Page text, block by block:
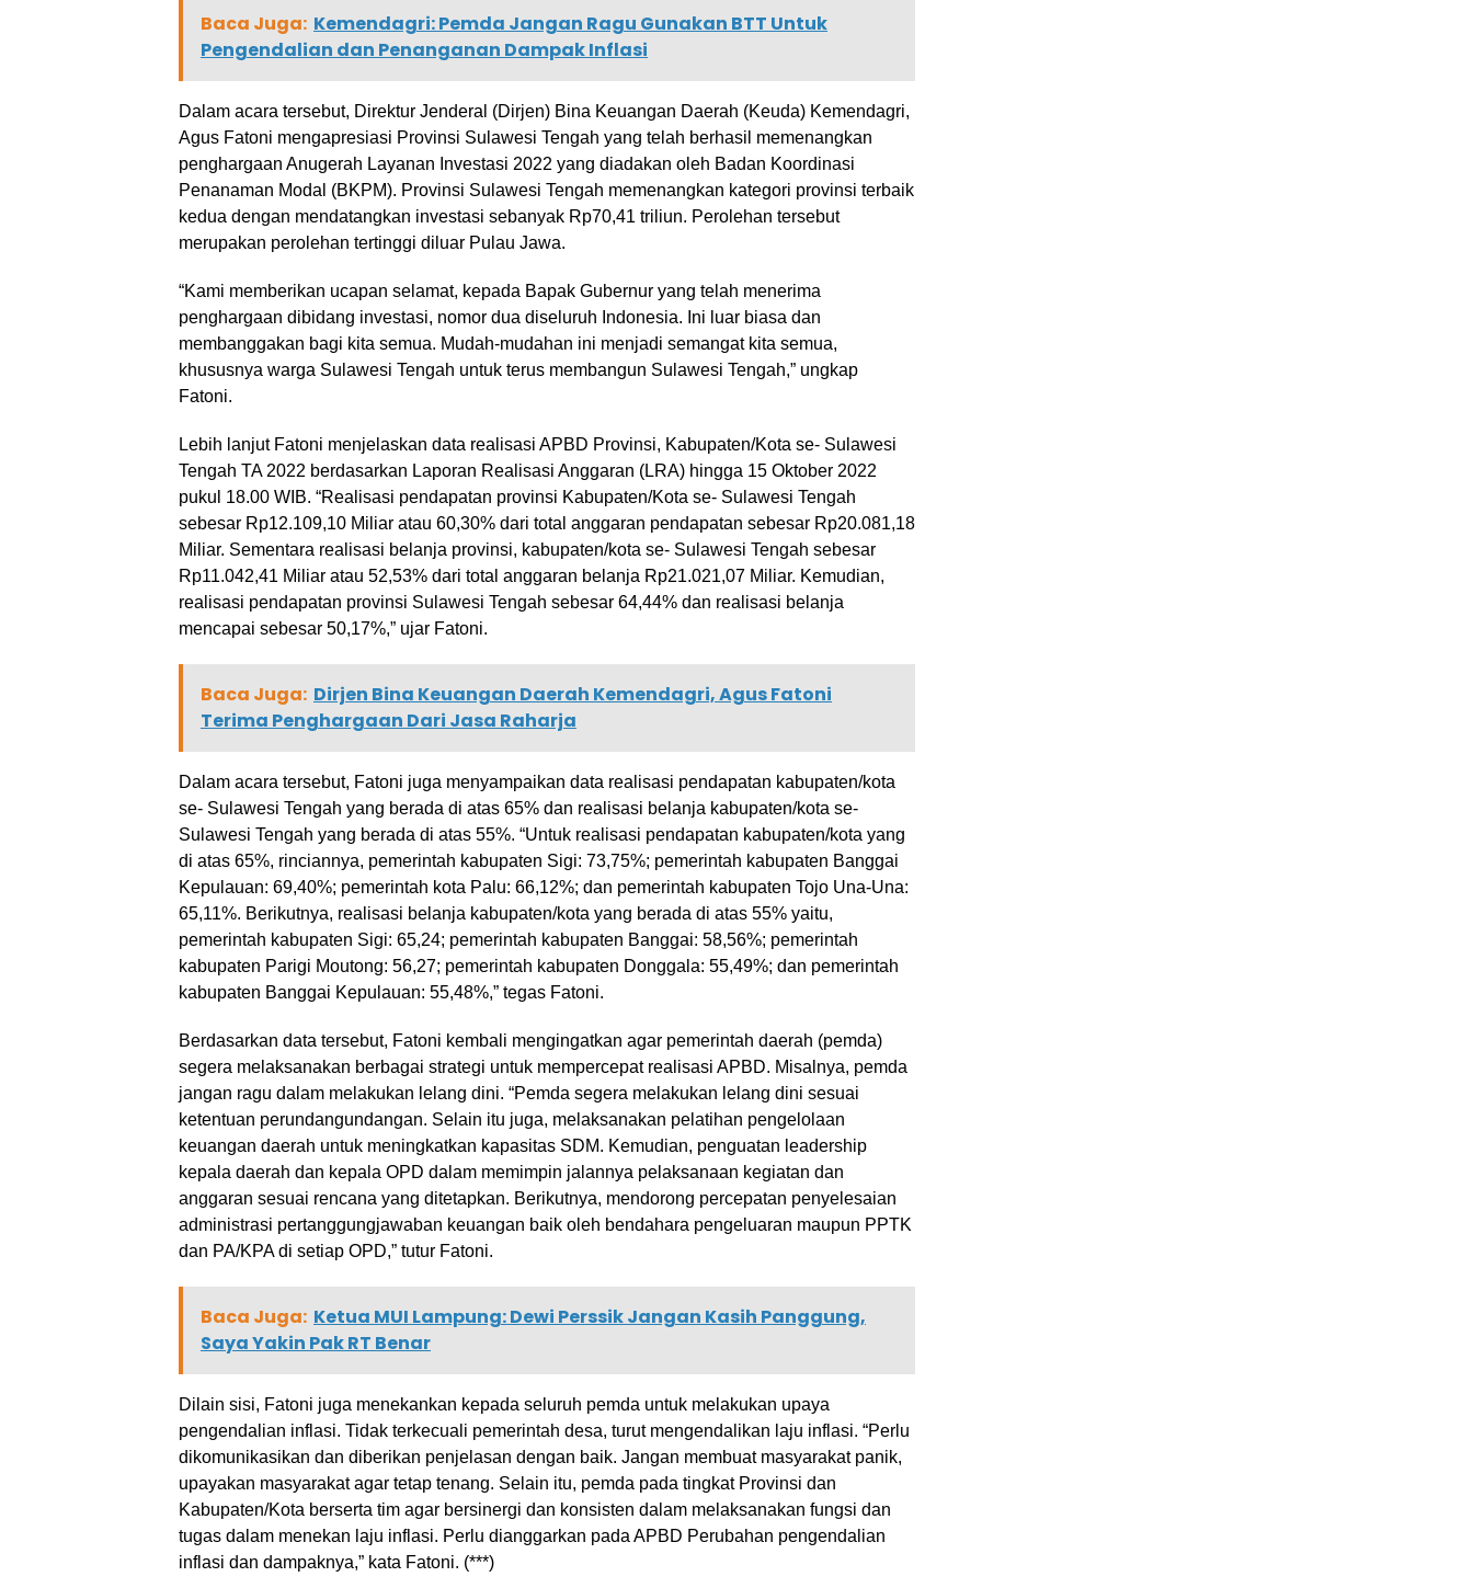
Baca Juga: Kemendagri: Pemda Jangan Ragu Gunakan BTT Untuk
Pengendalian dan Penanganan Dampak Inflasi
Dalam acara tersebut, Direktur Jenderal (Dirjen) Bina Keuangan Daerah (Keuda) Kemendagri,
Agus Fatoni mengapresiasi Provinsi Sulawesi Tengah yang telah berhasil memenangkan
penghargaan Anugerah Layanan Investasi 2022 yang diadakan oleh Badan Koordinasi
Penanaman Modal (BKPM). Provinsi Sulawesi Tengah memenangkan kategori provinsi terbaik
kedua dengan mendatangkan investasi sebanyak Rp70,41 triliun. Perolehan tersebut
merupakan perolehan tertinggi diluar Pulau Jawa.
“Kami memberikan ucapan selamat, kepada Bapak Gubernur yang telah menerima
penghargaan dibidang investasi, nomor dua diseluruh Indonesia. Ini luar biasa dan
membanggakan bagi kita semua. Mudah-mudahan ini menjadi semangat kita semua,
khususnya warga Sulawesi Tengah untuk terus membangun Sulawesi Tengah,” ungkap
Fatoni.
Lebih lanjut Fatoni menjelaskan data realisasi APBD Provinsi, Kabupaten/Kota se- Sulawesi
Tengah TA 2022 berdasarkan Laporan Realisasi Anggaran (LRA) hingga 15 Oktober 2022
pukul 18.00 WIB. “Realisasi pendapatan provinsi Kabupaten/Kota se- Sulawesi Tengah
sebesar Rp12.109,10 Miliar atau 60,30% dari total anggaran pendapatan sebesar Rp20.081,18
Miliar. Sementara realisasi belanja provinsi, kabupaten/kota se- Sulawesi Tengah sebesar
Rp11.042,41 Miliar atau 52,53% dari total anggaran belanja Rp21.021,07 Miliar. Kemudian,
realisasi pendapatan provinsi Sulawesi Tengah sebesar 64,44% dan realisasi belanja
mencapai sebesar 50,17%,” ujar Fatoni.
Baca Juga: Dirjen Bina Keuangan Daerah Kemendagri, Agus Fatoni
Terima Penghargaan Dari Jasa Raharja
Dalam acara tersebut, Fatoni juga menyampaikan data realisasi pendapatan kabupaten/kota
se- Sulawesi Tengah yang berada di atas 65% dan realisasi belanja kabupaten/kota se-
Sulawesi Tengah yang berada di atas 55%. “Untuk realisasi pendapatan kabupaten/kota yang
di atas 65%, rinciannya, pemerintah kabupaten Sigi: 73,75%; pemerintah kabupaten Banggai
Kepulauan: 69,40%; pemerintah kota Palu: 66,12%; dan pemerintah kabupaten Tojo Una-Una:
65,11%. Berikutnya, realisasi belanja kabupaten/kota yang berada di atas 55% yaitu,
pemerintah kabupaten Sigi: 65,24; pemerintah kabupaten Banggai: 58,56%; pemerintah
kabupaten Parigi Moutong: 56,27; pemerintah kabupaten Donggala: 55,49%; dan pemerintah
kabupaten Banggai Kepulauan: 55,48%,” tegas Fatoni.
Berdasarkan data tersebut, Fatoni kembali mengingatkan agar pemerintah daerah (pemda)
segera melaksanakan berbagai strategi untuk mempercepat realisasi APBD. Misalnya, pemda
jangan ragu dalam melakukan lelang dini. “Pemda segera melakukan lelang dini sesuai
ketentuan perundangundangan. Selain itu juga, melaksanakan pelatihan pengelolaan
keuangan daerah untuk meningkatkan kapasitas SDM. Kemudian, penguatan leadership
kepala daerah dan kepala OPD dalam memimpin jalannya pelaksanaan kegiatan dan
anggaran sesuai rencana yang ditetapkan. Berikutnya, mendorong percepatan penyelesaian
administrasi pertanggungjawaban keuangan baik oleh bendahara pengeluaran maupun PPTK
dan PA/KPA di setiap OPD,” tutur Fatoni.
Baca Juga: Ketua MUI Lampung: Dewi Perssik Jangan Kasih Panggung,
Saya Yakin Pak RT Benar
Dilain sisi, Fatoni juga menekankan kepada seluruh pemda untuk melakukan upaya
pengendalian inflasi. Tidak terkecuali pemerintah desa, turut mengendalikan laju inflasi. “Perlu
dikomunikasikan dan diberikan penjelasan dengan baik. Jangan membuat masyarakat panik,
upayakan masyarakat agar tetap tenang. Selain itu, pemda pada tingkat Provinsi dan
Kabupaten/Kota berserta tim agar bersinergi dan konsisten dalam melaksanakan fungsi dan
tugas dalam menekan laju inflasi. Perlu dianggarkan pada APBD Perubahan pengendalian
inflasi dan dampaknya,” kata Fatoni. (***)